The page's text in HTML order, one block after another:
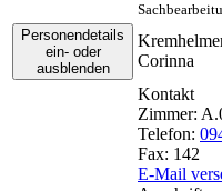
Personendetails
ein- oder
ausblenden
Corinna
Kontakt
Zimmer:
Telefon:
Fax: 142
E-Mail